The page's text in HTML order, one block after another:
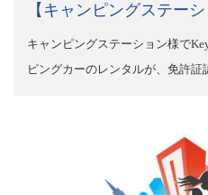
【キャンピングステー
キャンピングステーション様で
ピングカーのレンタルが、免許